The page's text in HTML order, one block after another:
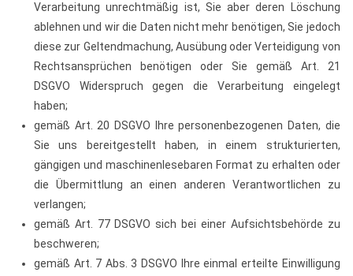
Verarbeitung unrechtmäßig ist, Sie aber deren Löschung
ablehnen und wir die Daten nicht mehr benötigen, Sie jedoch
diese zur Geltendmachung, Ausübung oder Verteidigung von
Rechtsansprüchen benötigen oder Sie gemäß Art. 21
DSGVO Widerspruch gegen die Verarbeitung eingelegt
haben;
gemäß Art. 20 DSGVO Ihre personenbezogenen Daten, die
Sie uns bereitgestellt haben, in einem strukturierten,
gängigen und maschinenlesebaren Format zu erhalten oder
die Übermittlung an einen anderen Verantwortlichen zu
verlangen;
gemäß Art. 77 DSGVO sich bei einer Aufsichtsbehörde zu
beschweren;
gemäß Art. 7 Abs. 3 DSGVO Ihre einmal erteilte Einwilligung